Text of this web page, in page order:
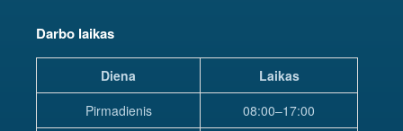
Darbo laikas
Diena
Laikas
Pirmadienis
08:00–17:00